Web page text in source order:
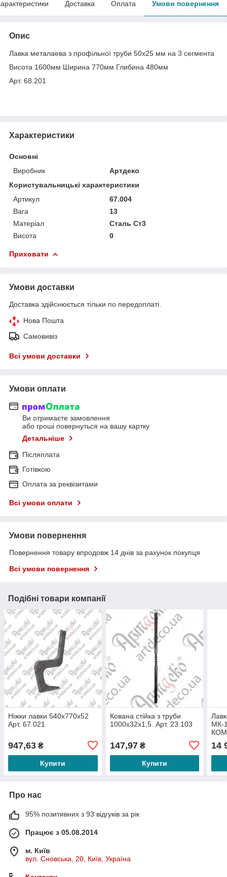
Доставка Оплата Умови повернення
Опис
Лавка металаева з профільної труби 50х25 мм на 3 сегмента
Висота 1600мм Ширина 770мм Глибина 480мм
Арт. 68.201
Характеристики
Основні
Виробник
Артдеко
Користувальницькі характеристики
Артикул
67.004
Вага
13
Матеріал
Сталь Ст3
Висота
0
Приховати
Умови доставки
Доставка здійснюється тільки по передоплаті.
Нова Пошта
Самовивіз
Всі умови доставки
Умови оплати
Ви отримаєте замовлення
або гроші повернуться на вашу картку
Детальніше
Післяплата
Готівкою
Оплата за реквізитами
Всі умови оплати
Умови повернення
Повернення товару впродовж 14 днів за рахунок покупця
Всі умови повернення
Подібні товари компанії
Ніжки лавки 540х770х52
Арт. 67.021
947,63 ₴
Купити
Кована стійка з труби
1000х32х1,5. Арт. 23.103
147,97₴
Купити
МК-
14
Про нас
95% позитивних з 93 відгуків за рік
Працює з 05.08.2014
м. Київ
вул. Сновська, 20, Київ, Україна